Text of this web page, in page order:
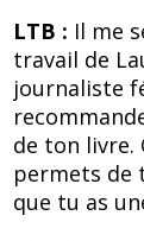
LTB : Il me
travail de
journaliste
de ton livre.
permets de
que tu as